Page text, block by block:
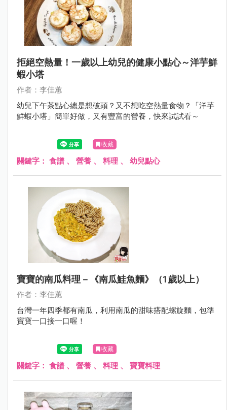
拒絕空熱量！一歲以上幼兒的健康小點心～洋芋鮮
蝦小塔
作者：李佳蕙
幼兒下午茶點心總是想破頭？又不想吃空熱量食物？「洋芋
鮮蝦小塔」簡單好做，又有豐富的營養，快來試試看～
收藏
關鍵字： 食譜 、 營養 、 料理 、 幼兒點心
寶寶的南瓜料理－《南瓜鮭魚麵》（1歲以上）
作者：李佳蕙
台灣一年四季都有南瓜，利用南瓜的甜味搭配螺旋麵，包準
寶寶一口接一口喔！
收藏
關鍵字： 食譜 、 營養 、 料理 、 寶寶料理